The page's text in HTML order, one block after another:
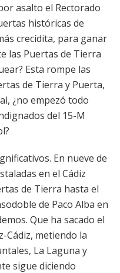
asalto el Rectorado
históricas de
crecidita, para ganar
las Puertas de Tierra
Esta rompe las
de Tierra y Puerta,
¿no empezó todo
del 15-M
En nueve de
en el Cádiz
de Tierra hasta el
de Paco Alba en
Que ha sacado el
Cádiz, metiendo la
La Laguna y
sigue diciendo